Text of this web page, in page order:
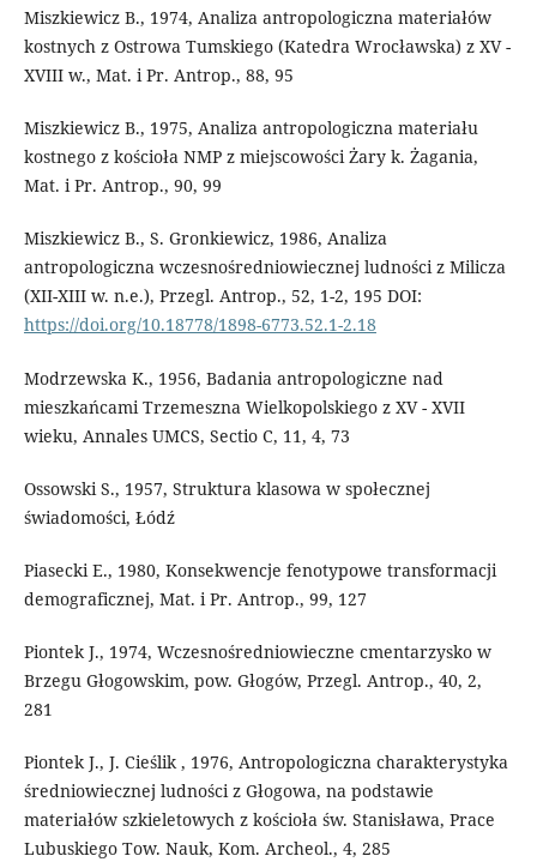
Miszkiewicz B., 1974, Analiza antropologiczna materiałów
kostnych z Ostrowa Tumskiego (Katedra Wrocławska) z XV -
XVIII w., Mat. i Pr. Antrop., 88, 95
Miszkiewicz B., 1975, Analiza antropologiczna materiału
kostnego z kościoła NMP z miejscowości Żary k. Żagania,
Mat. i Pr. Antrop., 90, 99
Miszkiewicz B., S. Gronkiewicz, 1986, Analiza
antropologiczna wczesnośredniowiecznej ludności z Milicza
(XII-XIII w. n.e.), Przegl. Antrop., 52, 1-2, 195 DOI:
https://doi.org/10.18778/1898-6773.52.1-2.18
Modrzewska K., 1956, Badania antropologiczne nad
mieszkańcami Trzemeszna Wielkopolskiego z XV - XVII
wieku, Annales UMCS, Sectio C, 11, 4, 73
Ossowski S., 1957, Struktura klasowa w społecznej
świadomości, Łódź
Piasecki E., 1980, Konsekwencje fenotypowe transformacji
demograficznej, Mat. i Pr. Antrop., 99, 127
Piontek J., 1974, Wczesnośredniowieczne cmentarzysko w
Brzegu Głogowskim, pow. Głogów, Przegl. Antrop., 40, 2,
281
Piontek J., J. Cieślik , 1976, Antropologiczna charakterystyka
średniowiecznej ludności z Głogowa, na podstawie
materiałów szkieletowych z kościoła św. Stanisława, Prace
Lubuskiego Tow. Nauk, Kom. Archeol., 4, 285